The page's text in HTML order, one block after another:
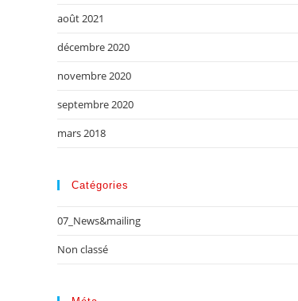
août 2021
décembre 2020
novembre 2020
septembre 2020
mars 2018
Catégories
07_News&mailing
Non classé